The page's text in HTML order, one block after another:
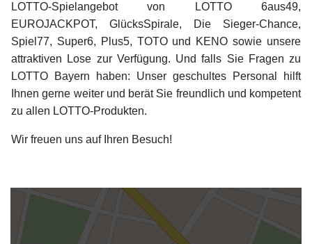
LOTTO-Spielangebot von LOTTO 6aus49,
EUROJACKPOT, GlücksSpirale, Die Sieger-Chance,
Spiel77, Super6, Plus5, TOTO und KENO sowie unsere
attraktiven Lose zur Verfügung. Und falls Sie Fragen zu
LOTTO Bayern haben: Unser geschultes Personal hilft
Ihnen gerne weiter und berät Sie freundlich und kompetent
zu allen LOTTO-Produkten.
Wir freuen uns auf Ihren Besuch!